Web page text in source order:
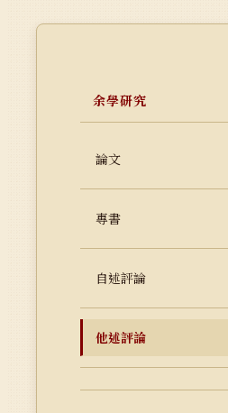
余學研究
論文
專書
自述評論
他述評論